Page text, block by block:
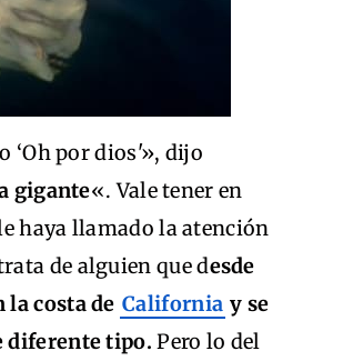
‘Oh por dios'», dijo
gigante«. Vale tener en
haya llamado la atención
de alguien que desde
la costa de California y se
diferente tipo. Pero lo del